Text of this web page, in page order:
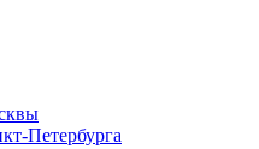
Петербурга